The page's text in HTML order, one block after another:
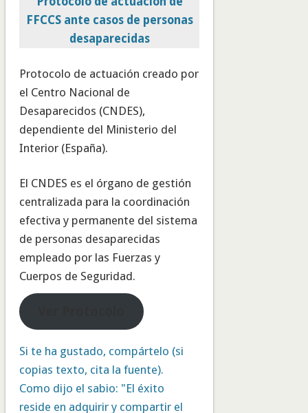
FFCCS ante casos de personas
desaparecidas
Protocolo de actuación creado por
el Centro Nacional de
Desaparecidos (CNDES),
dependiente del Ministerio del
Interior (España).
El CNDES es el órgano de gestión
centralizada para la coordinación
efectiva y permanente del sistema
de personas desaparecidas
empleado por las Fuerzas y
Cuerpos de Seguridad.
Si te ha gustado, compártelo (si
copias texto, cita la fuente).
Como dijo el sabio: "El éxito
reside en adquirir y compartir el